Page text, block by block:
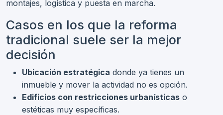
montajes, logística y puesta en marcha.
Casos en los que la reforma
tradicional suele ser la mejor
decisión
Ubicación estratégica donde ya tienes un
inmueble y mover la actividad no es opción.
Edificios con restricciones urbanísticas o
estéticas muy específicas.